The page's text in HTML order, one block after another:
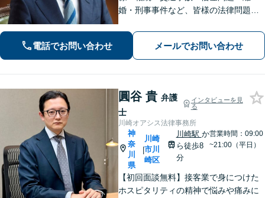
婚・刑事事件など、皆様の法律問題を
す。クチコミ・リピーターの方も多
数。お気軽にお問い合わせ下さい。
電話でお問い合わせ メールでお問い合わせ
圓谷 貴 弁護
士
インタビューを見
る
川崎オアシス法律事務所
神
奈
川
県
|
川崎
市川
崎区
川崎駅 か
ら徒歩8
分
営業時間：09:00
~21:00（平日）
【初回面談無料】接客業で身につけた
ホスピタリティの精神で悩みや痛みに